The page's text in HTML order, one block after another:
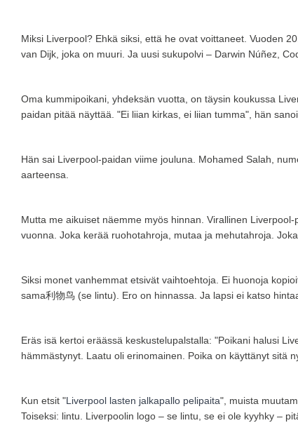
Miksi Liverpool? Ehkä siksi, että he ovat voittaneet. Vuoden
van Dijk, joka on muuri. Ja uusi sukupolvi – Darwin Núñez,
Oma kummipoikani, yhdeksän vuotta, on täysin koukussa
paidan pitää näyttää. "Ei liian kirkas, ei liian tumma", hän
Hän sai Liverpool-paidan viime jouluna. Mohamed Salah,
aarteensa.
Mutta me aikuiset näemme myös hinnan. Virallinen
vuonna. Joka kerää ruohotahroja, mutaa ja mehutahroja.
Siksi monet vanhemmat etsivät vaihtoehtoja. Ei huonoja
sama利物鸟 (se lintu). Ero on hinnassa. Ja lapsi ei katso
Eräs isä kertoi eräässä keskustelupalstalla: "Poikani halusi
hämmästynyt. Laatu oli erinomainen. Poika on käyttänyt sitä
Kun etsit "Liverpool lasten jalkapallo pelipaita", muista
Toiseksi: lintu. Liverpoolin logo – se lintu, se ei ole kyyhky –